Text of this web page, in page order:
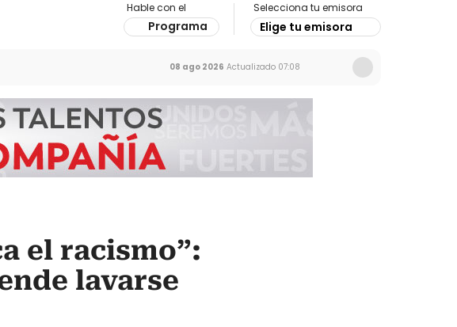
Hable con el
Programa
Selecciona tu emisora
Elige tu emisora
08 ago 2026 Actualizado 07:08
el racismo”:
lavarse